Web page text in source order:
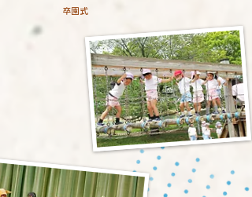
​卒園式